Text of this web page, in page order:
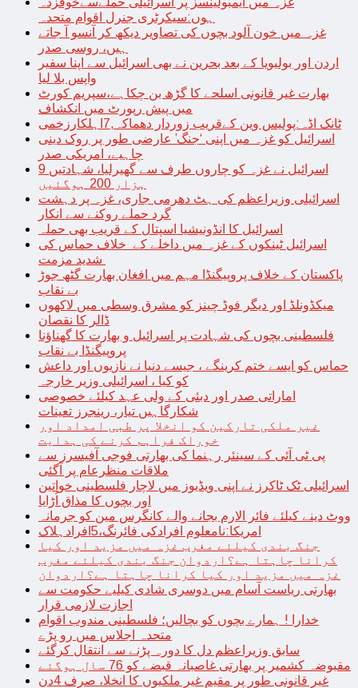
ہوں:سیکرٹری جنرل اقوام متحدہ
غزہ میں خون آلود بچوں کی تصاویر دیکھ کر آنسو آ جاتے
ہیں، روسی صدر
اردن اور بولیویا کے بعد بحرین نے بھی اسرائیل سے اپنا سفیر
واپس بلا لیا
بھارت غیر قانونی اسلحے کا گڑھ بن چکاہے،سپریم کورٹ
میں پیش رپورٹ میں انکشاف
ٹانک اڈہ:پولیس وین کےقریب زوردار دھماکہ,7اہلکارزخمی
اسرائیل کو غزہ میں اپنی ‘جنگ’ عارضی طور پر روک دینی
چاہیے، امریکی صدر
اسرائیل نے غزہ کو چاروں طرف سے گھیرلیا، شہادتیں 9
ہزار 200 ہوگئیں
اسرائیلی وزیراعظم کی ہٹ دھرمی جاری، غزہ پر دہشت
گرد حملے روکنے سے انکار
اسرائیل کا انڈونیشیا اسپتال کے قریب بھی حملہ
اسرائیل ٹینکوں کے غزہ میں داخلے کے خلاف حماس کی
پاکستان کے خلاف پروپیگنڈا مہم میں افغان بھارت گٹھ جوڑ
بے نقاب
میکڈونلڈ اور دیگر فوڈ چینز کو مشرق وسطی میں لاکھوں
ڈالر کا نقصان
فلسطینی بچوں کی شہادت پر اسرائیل و بھارت کا گھناؤنا
پروپیگنڈا بے نقاب
حماس کو ایسے ختم کرینگے ، جیسے دنیا نے نازیوں اور داعش
کو کیا ، اسرائیلی وزیر خارجہ
اماراتی صدر اور دبئی کے ولی عہد کیلئے خصوصی
شکارگاہیں تیار، رینجرز تعینات
غیر ملکی تارکین کو انخلا پر طبی امداد اور
خوراک فراہم کرنے کی ہدایت
پی ٹی آئی کے سینئر رہنما کی بھارتی فوجی آفیسرز سے
ملاقات منظرعام پر آگئی
اسرائیلی ٹک ٹاکرز نے اپنی ویڈیوز میں لاچار فلسطینی خواتین
اور بچوں کا مذاق اُڑایا
ووٹ دینے کیلئے فائر الارم بجانے والے کانگرس مین کو جرمانہ
امریکا:نامعلوم افرادکی فائرنگ،5افرادہلاک
جنگ بندی کیلئے مغرب غزہ میں مزید اور کیا
کرانا چاہتا ہے؟اردوان جنگ بندی کیلئے مغرب
غزہ میں مزید اور کیا کرانا چاہتا ہے؟اردوان
بھارتی ریاست آسام میں دوسری شادی کیلیے حکومت سے
اجازت لازمی قرار
خدارا ! ہمارے بچوں کو بچالیں؛ فلسطینی مندوب اقوام
متحدہ اجلاس میں رو پڑے
سابق وزیراعظم دل کا دورہ پڑنے سے انتقال کرگئے
مقبوضہ کشمیر پر بھارتی غاصبانہ قبضے کو 76 سال ہوگئے
غیر قانونی طور پر مقیم غیر ملکیوں کا انخلا، صرف 4دن